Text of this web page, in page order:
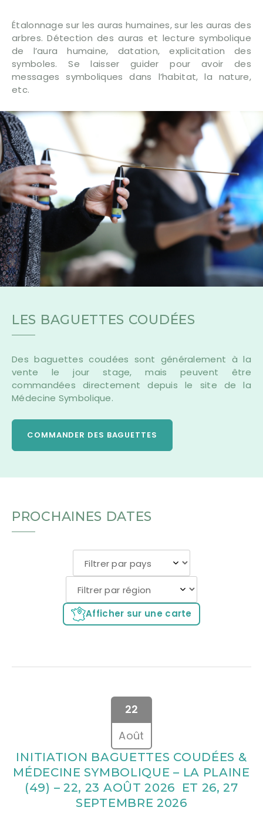
Étalonnage sur les auras humaines, sur les auras des
arbres. Détection des auras et lecture symbolique
de l’aura humaine, datation, explicitation des
symboles. Se laisser guider pour avoir des
messages symboliques dans l’habitat, la nature,
etc.
LES BAGUETTES COUDÉES
Des baguettes coudées sont généralement à la
vente le jour stage, mais peuvent être
commandées directement depuis le site de la
Médecine Symbolique.
COMMANDER DES BAGUETTES
PROCHAINES DATES
Afficher sur une carte
22
Août
INITIATION BAGUETTES COUDÉES &
MÉDECINE SYMBOLIQUE – LA PLAINE
(49) – 22, 23 AOÛT 2026 ET 26, 27
SEPTEMBRE 2026